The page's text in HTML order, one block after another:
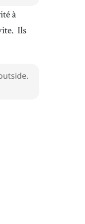
à
Ils